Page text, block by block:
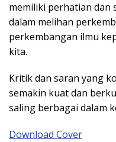
memiliki perhatian dan
dalam melihan
perkembangan ilmu
kita.
Kritik dan saran yang
semakin kuat dan
saling berbagai dalam
Download Cover